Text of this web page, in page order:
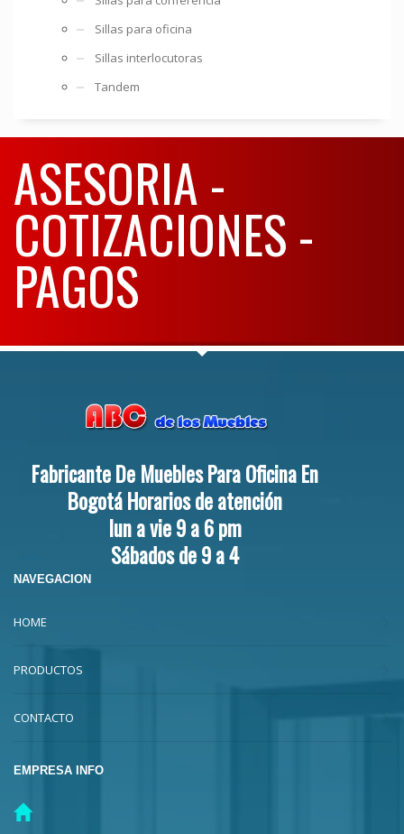
Sillas para oficina
Sillas interlocutoras
Tandem
ASESORIA -
COTIZACIONES -
PAGOS
Fabricante De Muebles Para Oficina En
Bogotá Horarios de atención
lun a vie 9 a 6 pm
Sábados de 9 a 4
NAVEGACION
HOME
PRODUCTOS
CONTACTO
EMPRESA INFO